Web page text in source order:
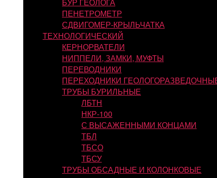
ПЕНЕТРОМЕТР
СДВИГОМЕР-КРЫЛЬЧАТКА
ТЕХНОЛОГИЧЕСКИЙ
КЕРНОРВАТЕЛИ
НИППЕЛИ, ЗАМКИ, МУФТЫ
ПЕРЕВОДНИКИ
ПЕРЕХОДНИКИ
ТРУБЫ БУРИЛЬНЫЕ
ЛБТН
НКР-100
С ВЫСАЖЕННЫМИ КОНЦАМИ
ТБЛ
ТБСО
ТБСУ
ТРУБЫ ОБСАДНЫЕ И КОЛОНКОВЫЕ